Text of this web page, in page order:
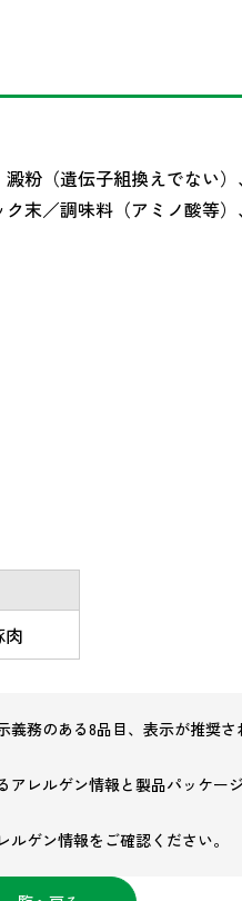
粉（遺伝子組換えでない）
末／調味料（アミノ酸等
肉
務のある8品目、表示が推奨
レルゲン情報と製品パッケー
ゲン情報をご確認ください。